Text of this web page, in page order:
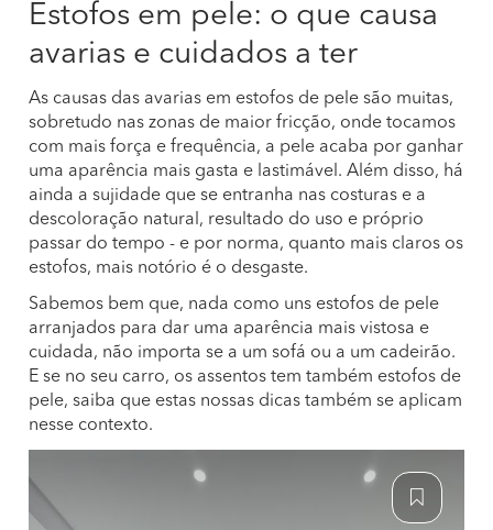
Estofos em pele: o que causa
avarias e cuidados a ter
As causas das avarias em estofos de pele são muitas,
sobretudo nas zonas de maior fricção, onde tocamos
com mais força e frequência, a pele acaba por ganhar
uma aparência mais gasta e lastimável. Além disso, há
ainda a sujidade que se entranha nas costuras e a
descoloração natural, resultado do uso e próprio
passar do tempo - e por norma, quanto mais claros os
estofos, mais notório é o desgaste.
Sabemos bem que, nada como uns estofos de pele
arranjados para dar uma aparência mais vistosa e
cuidada, não importa se a um sofá ou a um cadeirão.
E se no seu carro, os assentos tem também estofos de
pele, saiba que estas nossas dicas também se aplicam
nesse contexto.